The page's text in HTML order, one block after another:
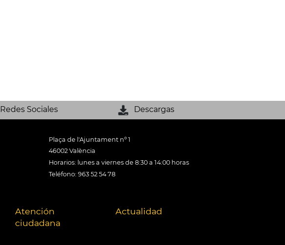
Redes Sociales Descargas
Plaça de l'Ajuntament nº 1
46002 València
Horarios: lunes a viernes de 8:30 a 14:00 horas
Teléfono: 963 52 54 78
Atención
ciudadana
Actualidad